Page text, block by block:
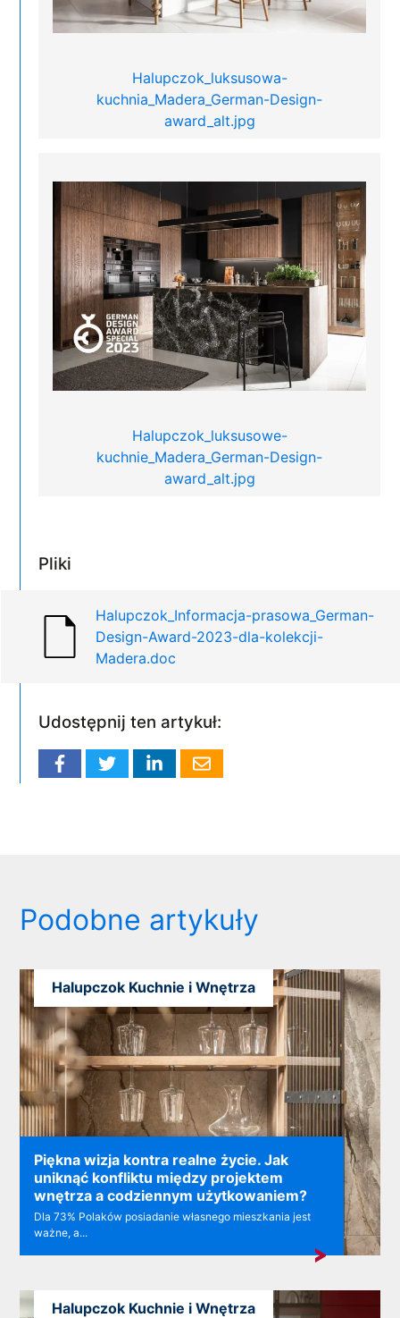
Halupczok_luksusowa-
kuchnia_Madera_German-Design-
award_alt.jpg
Halupczok_luksusowe-
kuchnie_Madera_German-Design-
award_alt.jpg
Pliki
Halupczok_Informacja-prasowa_German-
Design-Award-2023-dla-kolekcji-
Madera.doc
Udostępnij ten artykuł:
Podobne artykuły
Piękna wizja kontra realne życie. Jak
uniknąć konfliktu między projektem
wnętrza a codziennym użytkowaniem?
Dla 73% Polaków posiadanie własnego mieszkania jest
ważne, a...
Halupczok Kuchnie i Wnętrza
Halupczok Kuchnie i Wnętrza